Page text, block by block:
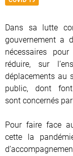
Dans sa lutte
gouvernement a
nécessaires
réduire, sur
déplacements au
public, dont
sont concernés
Pour faire face
cette la